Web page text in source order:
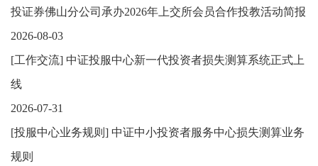
投证券佛山分公司承办2026年上交所会员合作投教活动简报
2026-08-03
[工作交流] 中证投服中心新一代投资者损失测算系统正式上
线
2026-07-31
[投服中心业务规则 ] 中证中小投资者服务中心损失测算业务
规则